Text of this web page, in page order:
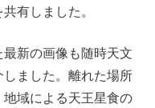
有しました。
新の画像も随時天文
ました。離れた場所
域による天王星食の